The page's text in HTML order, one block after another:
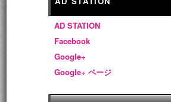
AD STATION
Facebook
Google+
Google+ ページ